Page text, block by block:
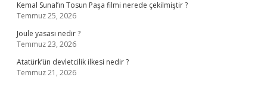
Kemal Sunal’ın Tosun Paşa filmi nerede çekilmiştir ?
Temmuz 25, 2026
Joule yasası nedir ?
Temmuz 23, 2026
Atatürk’ün devletcilik ilkesi nedir ?
Temmuz 21, 2026